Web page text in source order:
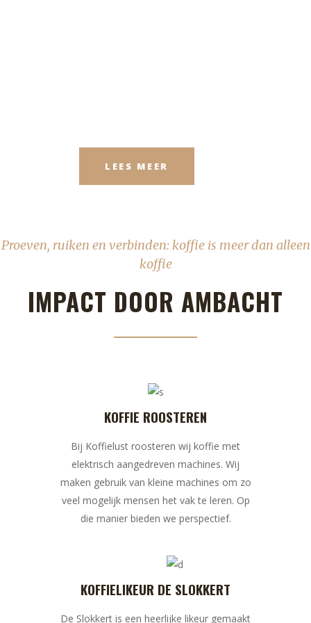
LEES MEER
Proeven, ruiken en verbinden: koffie is meer dan alleen
koffie
IMPACT DOOR AMBACHT
KOFFIE ROOSTEREN
Bij Koffielust roosteren wij koffie met
elektrisch aangedreven machines. Wij
maken gebruik van kleine machines om zo
veel mogelijk mensen het vak te leren. Op
die manier bieden we perspectief.
KOFFIELIKEUR DE SLOKKERT
De Slokkert is een heerlijke likeur gemaakt